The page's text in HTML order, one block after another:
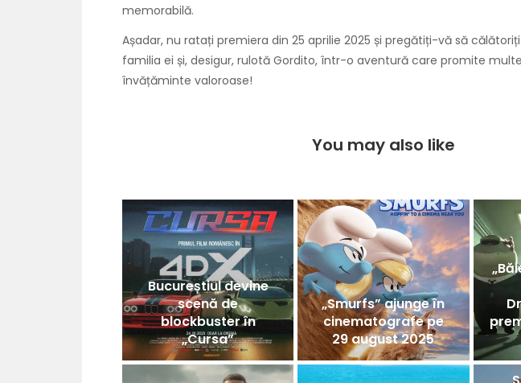
memorabilă.
Așadar, nu ratați premiera din 25 aprilie 2025 și pregătiți-vă să
familia ei și, desigur, rulotă Gordito, într-o aventură care promite
învățăminte valoroase!
You may also like
Bucureștiul devine
scenă de
blockbuster în
„Cursa”
„Smurfs” ajunge în
cinematografe pe
29 august 2025